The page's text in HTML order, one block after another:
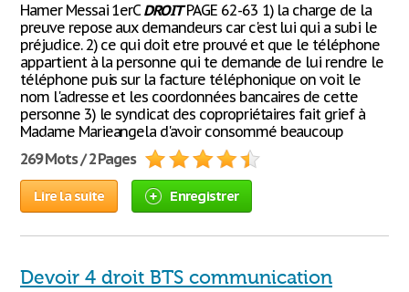
Hamer Messai 1erCDROITPAGE 62-63 1) la charge de la
preuve repose aux demandeurs car c'est lui qui a subi le
préjudice. 2) ce qui doit etre prouvé et que le téléphone
appartient à la personne qui te demande de lui rendre le
téléphone puis sur la facture téléphonique on voit le
nom l'adresse et les coordonnées bancaires de cette
personne 3) le syndicat des copropriétaires fait grief à
Madame Marieangela d'avoir consommé beaucoup
269 Mots / 2 Pages
Lire la suite Enregistrer
Devoir 4 droit BTS communication